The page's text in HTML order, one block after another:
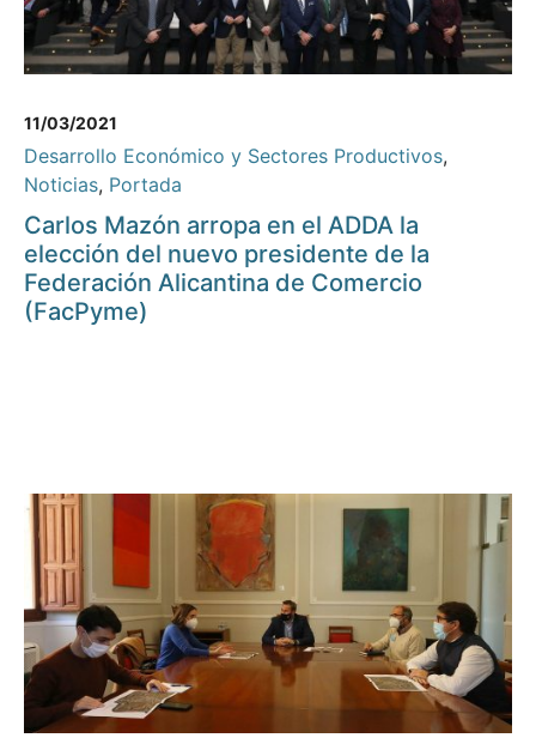
11/03/2021
Desarrollo Económico y Sectores Productivos,
Noticias, Portada
Carlos Mazón arropa en el ADDA la
elección del nuevo presidente de la
Federación Alicantina de Comercio
(FacPyme)